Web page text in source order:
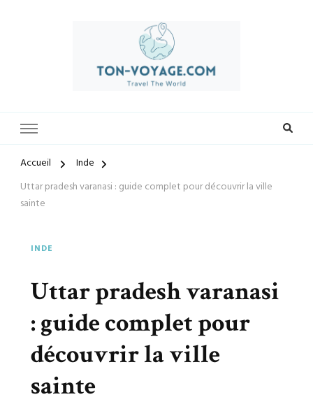
meilleures offres et créez des souvenirs inoubliables. Explorez le
Accueil
Inde
Uttar pradesh varanasi : guide complet pour découvrir la ville
sainte
INDE
Uttar pradesh varanasi
: guide complet pour
découvrir la ville
sainte